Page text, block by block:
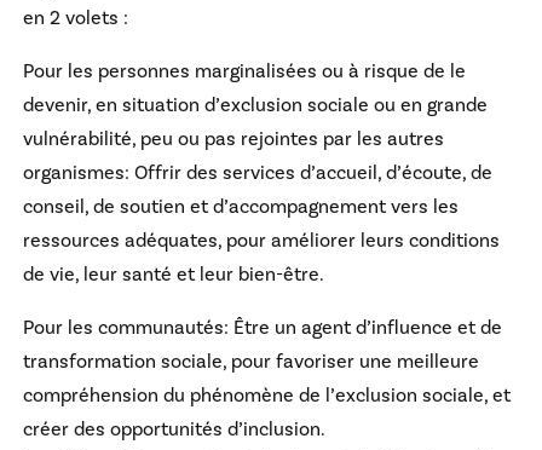
en 2 volets :
Pour les personnes marginalisées ou à risque de le
devenir, en situation d’exclusion sociale ou en grande
vulnérabilité, peu ou pas rejointes par les autres
organismes: Offrir des services d’accueil, d’écoute, de
conseil, de soutien et d’accompagnement vers les
ressources adéquates, pour améliorer leurs conditions
de vie, leur santé et leur bien-être.
Pour les communautés: Être un agent d’influence et de
transformation sociale, pour favoriser une meilleure
compréhension du phénomène de l’exclusion sociale, et
créer des opportunités d’inclusion.